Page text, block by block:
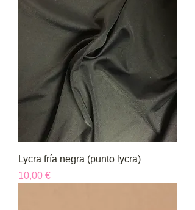
Lycra fría negra (punto lycra)
Precio
10,00 €